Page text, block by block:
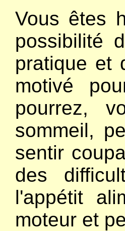
Vous êtes
possibilité
pratique et
motivé
pourrez,
sommeil,
sentir
des
l'appétit
moteur et